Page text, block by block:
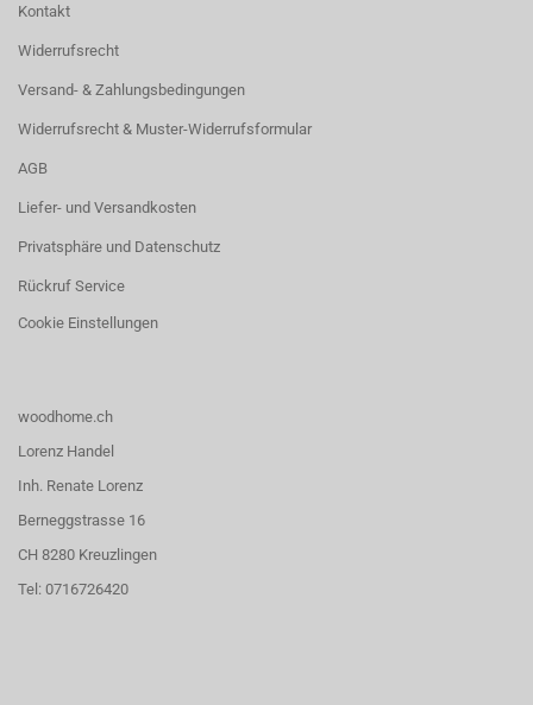
Kontakt
Widerrufsrecht
Versand- & Zahlungsbedingungen
Widerrufsrecht & Muster-Widerrufsformular
AGB
Liefer- und Versandkosten
Privatsphäre und Datenschutz
Rückruf Service
Cookie Einstellungen
woodhome.ch
Lorenz Handel
Inh. Renate Lorenz
Berneggstrasse 16
CH 8280 Kreuzlingen
Tel: 0716726420